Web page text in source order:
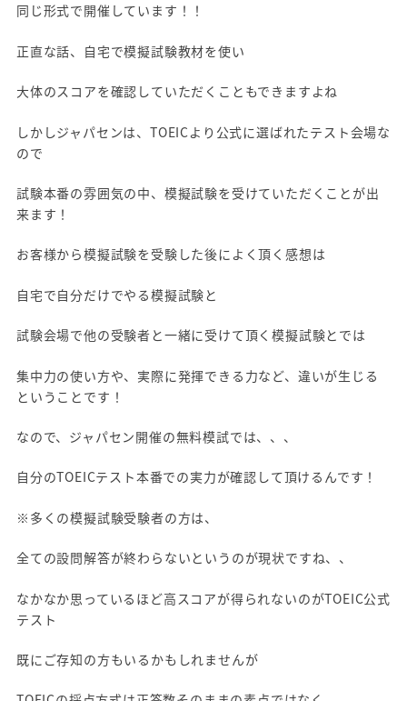
同じ形式で開催しています！！
正直な話、自宅で模擬試験教材を使い
大体のスコアを確認していただくこともできますよね
しかしジャパセンは、TOEICより公式に選ばれたテスト会場な
ので
試験本番の雰囲気の中、模擬試験を受けていただくことが出
来ます！
お客様から模擬試験を受験した後によく頂く感想は
自宅で自分だけでやる模擬試験と
試験会場で他の受験者と一緒に受けて頂く模擬試験とでは
集中力の使い方や、実際に発揮できる力など、違いが生じる
ということです！
なので、ジャパセン開催の無料模試では、、、
自分のTOEICテスト本番での実力が確認して頂けるんです！
※多くの模擬試験受験者の方は、
全ての設問解答が終わらないというのが現状ですね、、
なかなか思っているほど高スコアが得られないのがTOEIC公式
テスト
既にご存知の方もいるかもしれませんが